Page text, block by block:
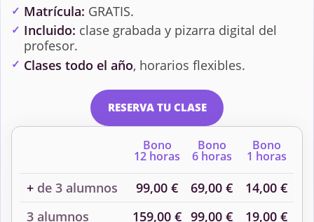
Matrícula: GRATIS.
Incluido: clase grabada y pizarra digital del
profesor.
Clases todo el año, horarios flexibles.
RESERVA TU CLASE
Bono
12 horas
Bono
6 horas
Bono
1 horas
+ de 3 alumnos 99,00 € 69,00 €
14,00 €
3 alumnos
159,00 € 99,00 € 19,00 €